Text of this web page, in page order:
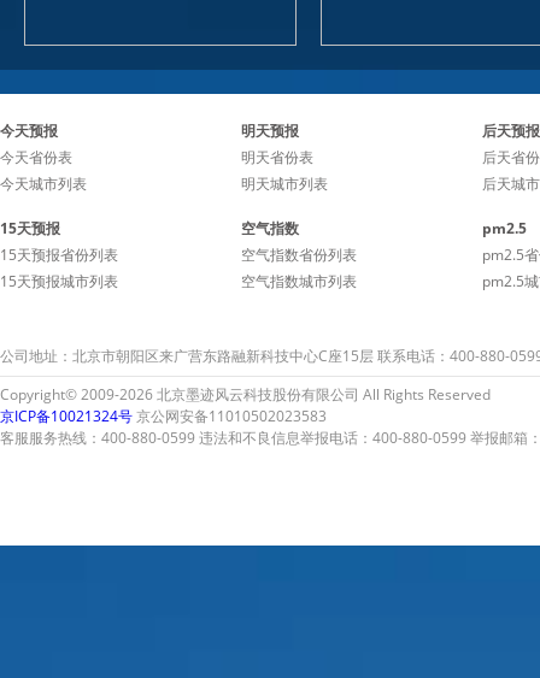
今天预报
今天省份表
今天城市列表
明天预报
明天省份表
明天城市列表
后天预报
后天省
后天城
15天预报
15天预报省份列表
15天预报城市列表
空气指数
空气指数省份列表
空气指数城市列表
pm2.5
pm2.5
pm2.5
公司地址：北京市朝阳区来广营东路融新科技中心C座15层 联系电话：400-880-
Copyright© 2009-2026 北京墨迹风云科技股份有限公司 All Rights Reserved
京ICP备10021324号京公网安备11010502023583
客服服务热线：400-880-0599 违法和不良信息举报电话：400-880-0599 举报邮箱